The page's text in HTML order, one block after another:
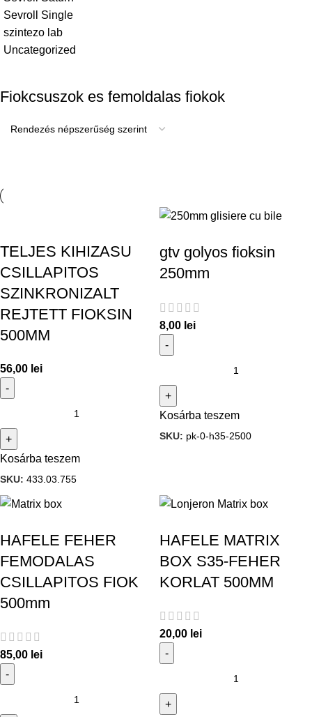
Sevroll Single
szintezo lab
Uncategorized
Fiokcsuszok es femoldalas fiokok
TELJES KIHIZASU
CSILLAPITOS
SZINKRONIZALT
REJTETT FIOKSIN
500MM
56,00 lei
Kosárba teszem
SKU: 433.03.755
gtv golyos fioksin
250mm
8,00 lei
Kosárba teszem
SKU: pk-0-h35-2500
HAFELE FEHER
FEMODALAS
CSILLAPITOS FIOK
500mm
85,00 lei
HAFELE MATRIX
BOX S35-FEHER
KORLAT 500MM
20,00 lei